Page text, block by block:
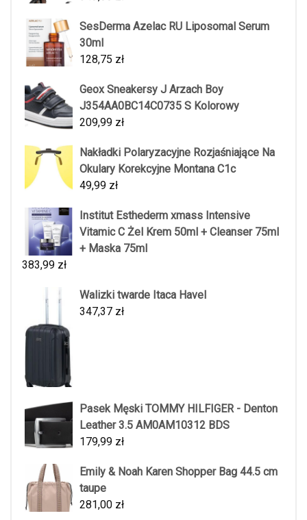
SesDerma Azelac RU Liposomal Serum
30ml
128,75 zł
Geox Sneakersy J Arzach Boy
J354AA0BC14C0735 S Kolorowy
209,99 zł
Nakładki Polaryzacyjne Rozjaśniające Na
Okulary Korekcyjne Montana C1c
49,99 zł
Institut Esthederm xmass Intensive
Vitamic C Żel Krem 50ml + Cleanser 75ml
+ Maska 75ml
383,99 zł
Walizki twarde Itaca Havel
347,37 zł
Pasek Męski TOMMY HILFIGER - Denton
Leather 3.5 AM0AM10312 BDS
179,99 zł
Emily & Noah Karen Shopper Bag 44.5 cm
taupe
281,00 zł